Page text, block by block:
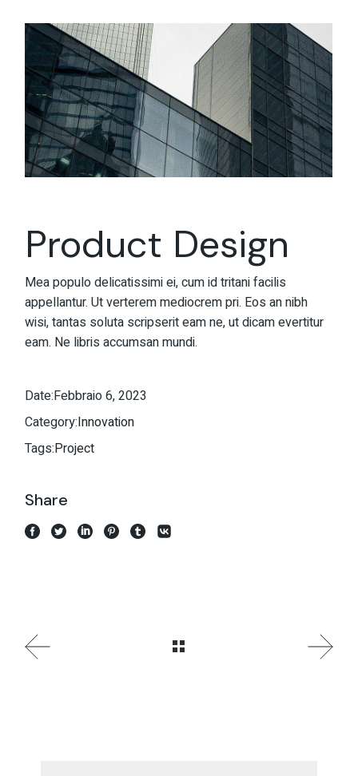
Product Design
Mea populo delicatissimi ei, cum id tritani facilis
appellantur. Ut verterem mediocrem pri. Eos an nibh
wisi, tantas soluta scripserit eam ne, ut dicam evertitur
eam. Ne libris accumsan mundi.
Date:Febbraio 6, 2023
Category:Innovation
Tags:Project
Share